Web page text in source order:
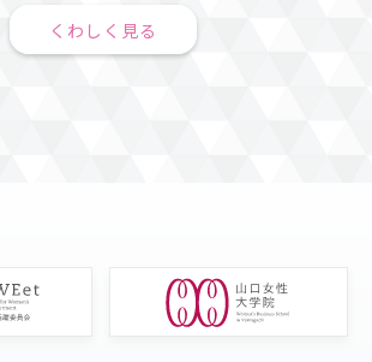
くわしく見る